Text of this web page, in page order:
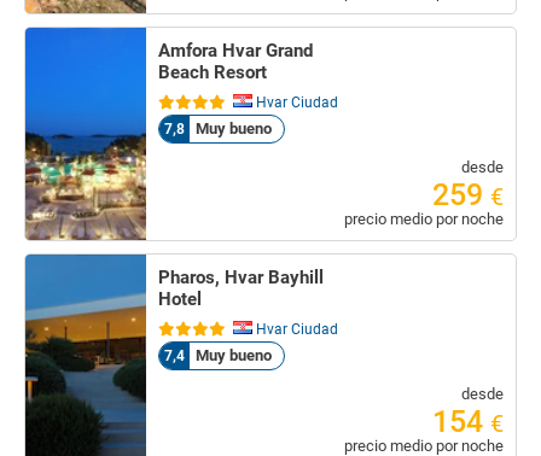
Amfora Hvar Grand
Beach Resort
Hvar Ciudad
7,8
Muy bueno
desde
259 €
precio medio por noche
Pharos, Hvar Bayhill
Hotel
Hvar Ciudad
7,4
Muy bueno
desde
154 €
precio medio por noche